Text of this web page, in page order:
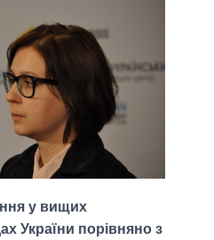
у вищих
України порівняно з